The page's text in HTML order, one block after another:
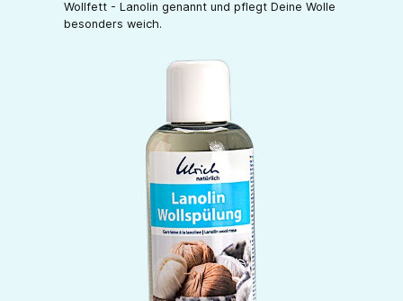
Wollfett - Lanolin genannt und pflegt Deine Wolle
besonders weich.